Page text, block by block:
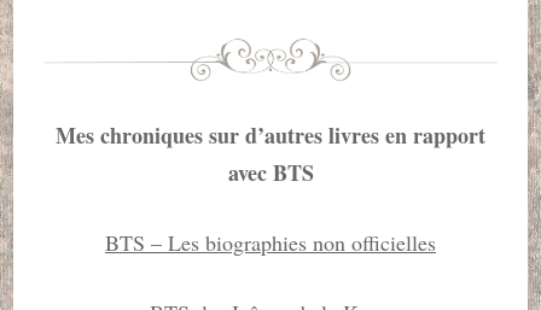
Mes chroniques sur d’autres livres en rapport
avec BTS
BTS – Les biographies non officielles